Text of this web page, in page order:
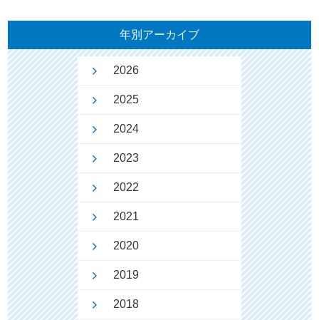
年別アーカイブ
2026
2025
2024
2023
2022
2021
2020
2019
2018